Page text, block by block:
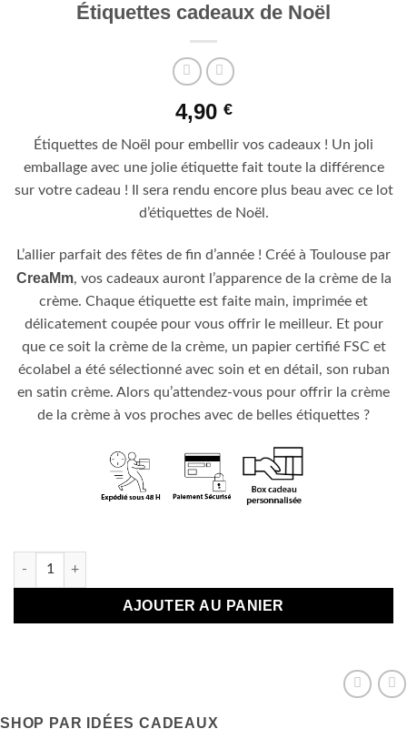
Étiquettes cadeaux de Noël
4,90 €
Étiquettes de Noël pour embellir vos cadeaux ! Un joli
emballage avec une jolie étiquette fait toute la différence
sur votre cadeau ! Il sera rendu encore plus beau avec ce lot
d’étiquettes de Noël.
L’allier parfait des fêtes de fin d’année ! Créé à Toulouse par
CreaMm, vos cadeaux auront l’apparence de la crème de la
crème. Chaque étiquette est faite main, imprimée et
délicatement coupée pour vous offrir le meilleur. Et pour
que ce soit la crème de la crème, un papier certifié FSC et
écolabel a été sélectionné avec soin et en détail, son ruban
en satin crème. Alors qu’attendez-vous pour offrir la crème
de la crème à vos proches avec de belles étiquettes ?
quantité de Étiquettes cadeaux de Noël
AJOUTER AU PANIER
SHOP PAR IDÉES CADEAUX